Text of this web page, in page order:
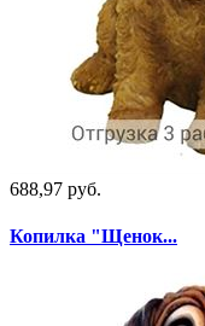
688,97 руб.
Копилка "Щенок...